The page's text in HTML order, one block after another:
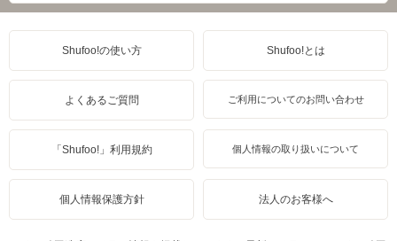
Shufoo!の使い方 Shufoo!とは
よくあるご質問 ご利用についてのお問い合わせ
「Shufoo!」利用規約 個人情報の取り扱いについて
個人情報保護方針 法人のお客様へ